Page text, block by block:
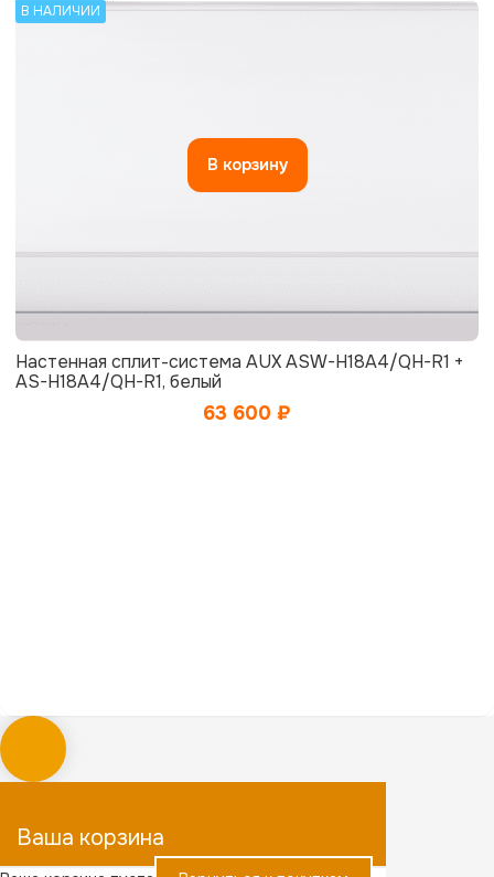
В НАЛИЧИИ
В корзину
Настенная сплит-система AUX ASW-H18A4/QH-R1 +
AS-H18A4/QH-R1, белый
63 600 ₽
Ваша корзина